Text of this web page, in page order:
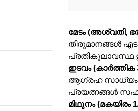
മേടം (അശ്വതി,
തീരുമാനങ്ങള്‍
പ്രതികൂലാവസ്ഥ
ഇടവം (കാര്‍ത്തിക
ആഗ്രഹ സാധ്യം,
പ്രയത്നങ്ങള്‍
മിഥുനം (മകയിരം